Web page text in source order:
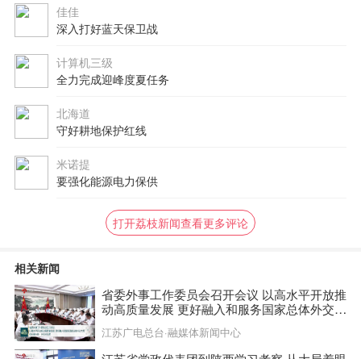
佳佳
深入打好蓝天保卫战
计算机三级
全力完成迎峰度夏任务
北海道
守好耕地保护红线
米诺提
要强化能源电力保供
打开荔枝新闻查看更多评论
相关新闻
省委外事工作委员会召开会议 以高水平开放推
动高质量发展 更好融入和服务国家总体外交大
江苏广电总台·融媒体新闻中心